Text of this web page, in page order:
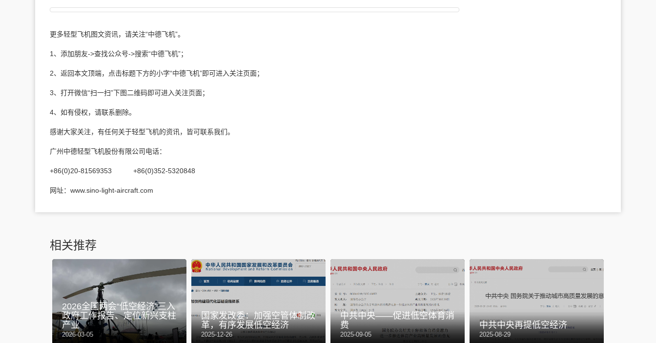
更多轻型飞机图文资讯，请关注“中德飞机”。
1、添加朋友->查找公众号->搜索“中德飞机”；
2、返回本文顶端，点击标题下方的小字“中德飞机”即可进入关注页面；
3、打开微信“扫一扫”下图二维码即可进入关注页面；
4、如有侵权，请联系删除。
感谢大家关注，有任何关于轻型飞机的资讯，皆可联系我们。
广州中德轻型飞机股份有限公司电话：
+86(0)20-81569353 +86(0)352-5320848
网址：www.sino-light-aircraft.com
相关推荐
2026全国两会“低空经济”三入
政府工作报告、定位新兴支柱
产业
2026-03-05
国家发改委：加强空管体制改
革，有序发展低空经济
2025-12-26
中共中央——促进低空体育消
费
2025-09-05
中共中央再提低空经济
2025-08-29